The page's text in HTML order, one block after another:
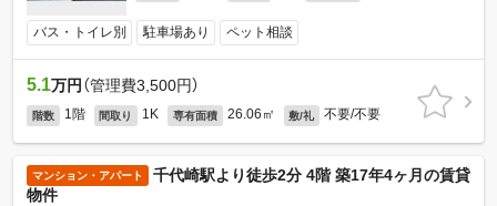
バス・トイレ別 駐車場あり ペット相談
5.1万円 （管理費3,500円）
階数 1階 間取り 1K 専有面積 26.06㎡ 敷/礼 不要/不要
マンション・アパート
千代崎駅より徒歩2分 4階 築17年4ヶ月の賃貸
物件